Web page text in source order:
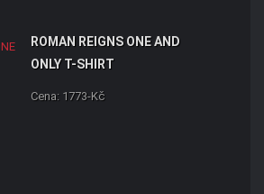
ROMAN REIGNS ONE AND
ONLY T-SHIRT
Cena: 1773-Kč